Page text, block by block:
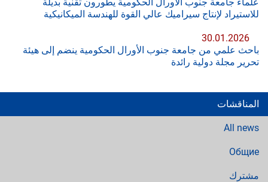
للاستيراد لإنتاج سيراميك عالي القوة للهندسة الميكانيكية
30.01.2026
باحث علمي من جامعة جنوب الأورال الحكومية ينضم إلى هيئة
تحرير مجلة دولية رائدة
المناقشات
All news
Общие
مشترك